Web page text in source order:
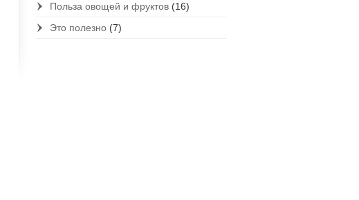
Польза овощей и фруктов (16)
Это полезно (7)